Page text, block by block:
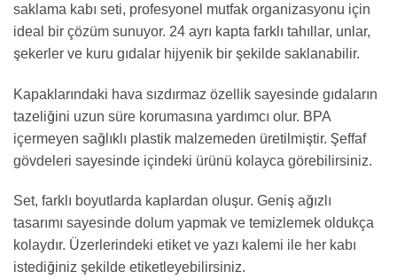
saklama kabı seti, profesyonel mutfak organizasyonu için
ideal bir çözüm sunuyor. 24 ayrı kapta farklı tahıllar, unlar,
şekerler ve kuru gıdalar hijyenik bir şekilde saklanabilir.
Kapaklarındaki hava sızdırmaz özellik sayesinde gıdaların
tazeliğini uzun süre korumasına yardımcı olur. BPA
içermeyen sağlıklı plastik malzemeden üretilmiştir. Şeffaf
gövdeleri sayesinde içindeki ürünü kolayca görebilirsiniz.
Set, farklı boyutlarda kaplardan oluşur. Geniş ağızlı
tasarımı sayesinde dolum yapmak ve temizlemek oldukça
kolaydır. Üzerlerindeki etiket ve yazı kalemi ile her kabı
istediğiniz şekilde etiketleyebilirsiniz.